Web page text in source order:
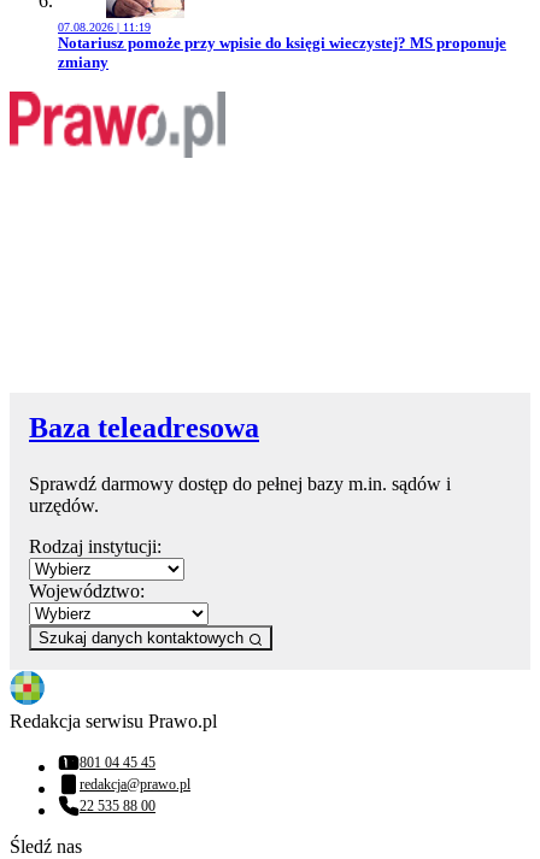
07.08.2026 | 11:19
Przejdź do artykułu:
Notariusz pomoże przy wpisie do księgi wieczystej? MS proponuje
zmiany
Baza teleadresowa
Sprawdź darmowy dostęp do pełnej bazy m.in. sądów i
urzędów.
Rodzaj instytucji:
Województwo:
Szukaj danych kontaktowych
Redakcja serwisu Prawo.pl
Numer telefonu:
801 04 45 45
Adres email:
redakcja@prawo.pl
Numer telefonu:
22 535 88 00
Śledź nas